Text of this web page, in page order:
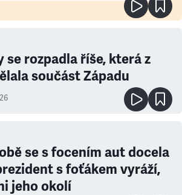
se rozpadla říše, která z
součást Západu
se s focením aut docela
s foťákem vyráží,
jeho okolí